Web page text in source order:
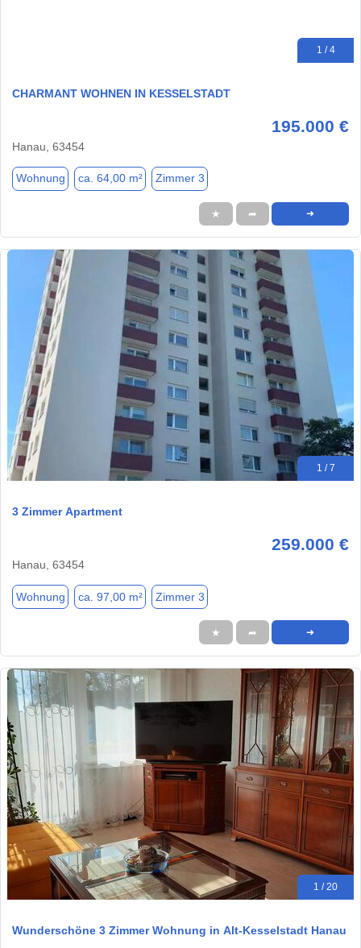
1 / 4
CHARMANT WOHNEN IN KESSELSTADT
195.000 €
Hanau, 63454
Wohnung ca. 64,00 m² Zimmer 3
★ ➦ ➜
1 / 7
3 Zimmer Apartment
259.000 €
Hanau, 63454
Wohnung ca. 97,00 m² Zimmer 3
★ ➦ ➜
1 / 20
Wunderschöne 3 Zimmer Wohnung in Alt-Kesselstadt Hanau